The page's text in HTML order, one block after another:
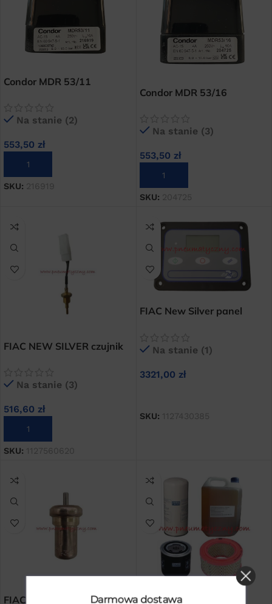
Condor MDR 53/11
Na stanie (2)
553,50 zł
DODAJ DO KOSZYKA
SKU: 216919
Condor MDR 53/16
Na stanie (3)
553,50 zł
DODAJ DO KOSZYKA
SKU: 204725
FIAC NEW SILVER czujnik
Na stanie (3)
516,60 zł
DODAJ DO KOSZYKA
SKU: 1127560620
FIAC New Silver panel
Na stanie (1)
3321,00 zł
SKU: 1127430385
FIAC NEW SILVER Fiac Silver zestaw
Darmowa dostawa